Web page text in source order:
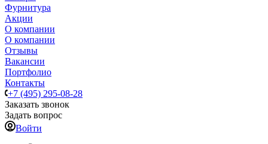
Фурнитура
Акции
О компании
О компании
Отзывы
Вакансии
Портфолио
Контакты
+7 (495) 295-08-28
Заказать звонок
Задать вопрос
Войти